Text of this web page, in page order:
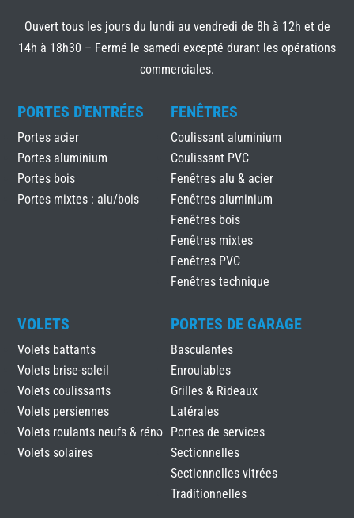
Ouvert tous les jours du lundi au vendredi de 8h à 12h et de
14h à 18h30 – Fermé le samedi excepté durant les opérations
commerciales.
PORTES D'ENTRÉES
Portes acier
Portes aluminium
Portes bois
Portes mixtes : alu/bois
FENÊTRES
Coulissant aluminium
Coulissant PVC
Fenêtres alu & acier
Fenêtres aluminium
Fenêtres bois
Fenêtres mixtes
Fenêtres PVC
Fenêtres technique
VOLETS
Volets battants
Volets brise-soleil
Volets coulissants
Volets persiennes
Volets roulants neufs & réno
Volets solaires
PORTES DE GARAGE
Basculantes
Enroulables
Grilles & Rideaux
Latérales
Portes de services
Sectionnelles
Sectionnelles vitrées
Traditionnelles